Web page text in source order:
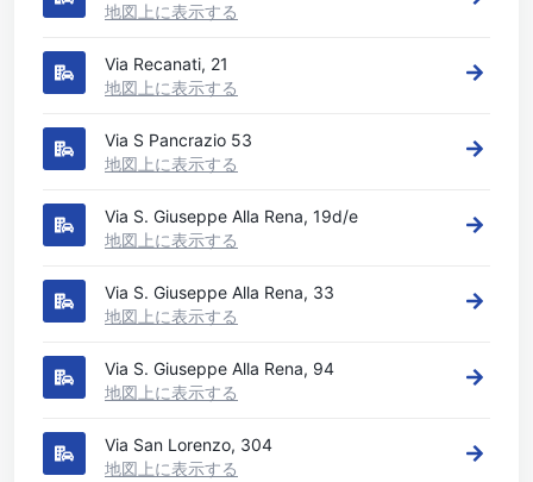
地図上に表示する
Via Recanati, 21
地図上に表示する
Via S Pancrazio 53
地図上に表示する
Via S. Giuseppe Alla Rena, 19d/e
地図上に表示する
Via S. Giuseppe Alla Rena, 33
地図上に表示する
Via S. Giuseppe Alla Rena, 94
地図上に表示する
Via San Lorenzo, 304
地図上に表示する